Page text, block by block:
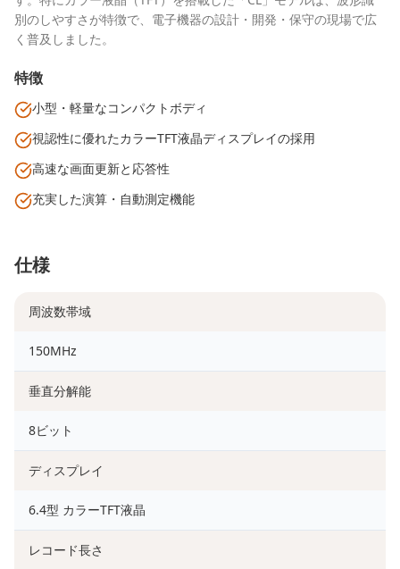
別のしやすさが特徴で、電子機器の設計・開発・保守の現場で広
く普及しました。
特徴
小型・軽量なコンパクトボディ
視認性に優れたカラーTFT液晶ディスプレイの採用
高速な画面更新と応答性
充実した演算・自動測定機能
仕様
周波数帯域
150MHz
垂直分解能
8ビット
ディスプレイ
6.4型 カラーTFT液晶
レコード長さ